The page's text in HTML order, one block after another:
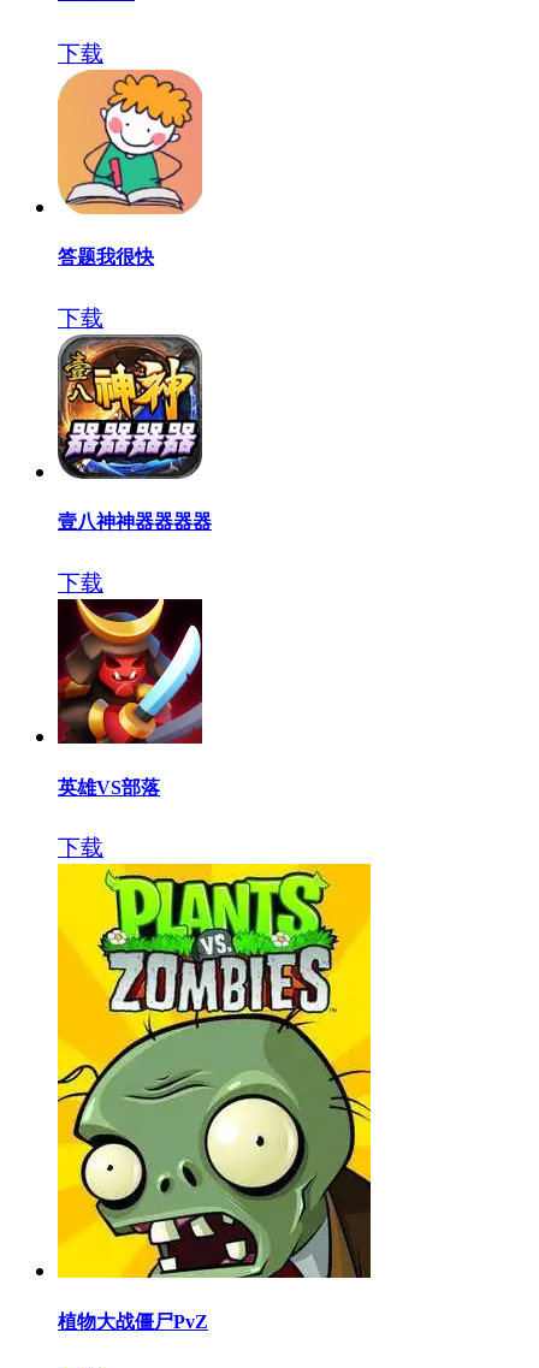
下载
答题我很快
下载
壹八神神器器器器
下载
英雄VS部落
下载
植物大战僵尸PvZ